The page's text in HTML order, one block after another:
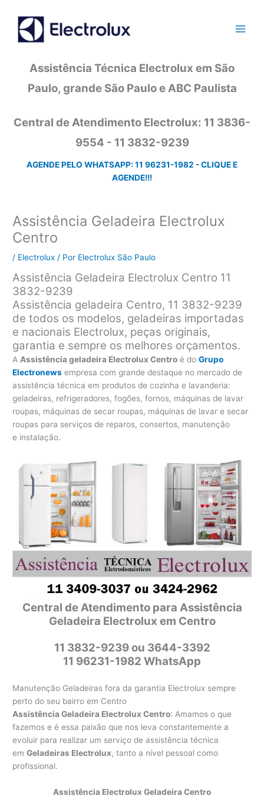
conteúdo
Assistência Técnica Electrolux em São
Paulo, grande São Paulo e ABC Paulista
Central de Atendimento Electrolux: 11 3836-
9554 - 11 3832-9239
AGENDE PELO WHATSAPP: 11 96231-1982 - CLIQUE E
AGENDE!!!
Assistência Geladeira Electrolux
Centro
/ Electrolux / Por Electrolux São Paulo
Assistência Geladeira Electrolux Centro 11
3832-9239
Assistência geladeira Centro, 11 3832-9239
de todos os modelos, geladeiras importadas
e nacionais Electrolux, peças originais,
garantia e sempre os melhores orçamentos.
A Assistência geladeira Electrolux Centro é doGrupo
Electronews empresa com grande destaque no mercado de
assistência técnica em produtos de cozinha e lavanderia:
geladeiras, refrigeradores, fogões, fornos, máquinas de lavar
roupas, máquinas de secar roupas, máquinas de lavar e secar
roupas para serviços de reparos, consertos, manutenção
e instalação.
Central de Atendimento para Assistência
Geladeira Electrolux em Centro
11 3832-9239 ou 3644-3392
11 96231-1982 WhatsApp
Manutenção Geladeiras fora da garantia Electrolux sempre
perto do seu bairro em Centro
Assistência Geladeira Electrolux Centro: Amamos o que
fazemos e é essa paixão que nos leva constantemente a
evoluir para realizar um serviço de assistência técnica
emGeladeiras Electrolux, tanto a nível pessoal como
profissional.
Assistência Electrolux Geladeira Centro